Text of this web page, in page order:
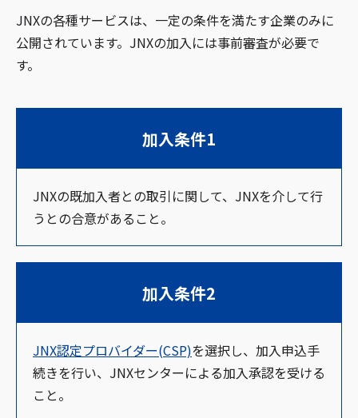
JNXの各種サービスは、一定の条件を満たす企業のみに
公開されています。JNXの加入には事前審査が必要で
す。
加入条件1
JNXの既加入者との取引に関して、JNXを介して行
うとの合意があること。
加入条件2
JNX認定プロバイダー(CSP)を選択し、加入申込手
続きを行い、JNXセンターによる加入承認を受ける
こと。